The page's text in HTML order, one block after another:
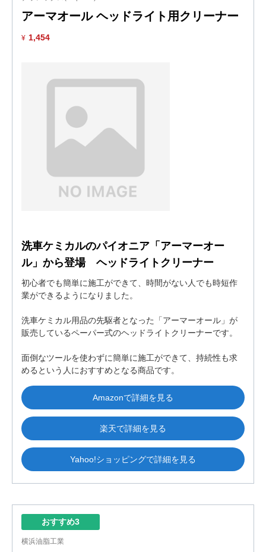
アーマオール ヘッドライト用クリーナー
¥ 1,454
洗車ケミカルのパイオニア「アーマーオー
ル」から登場 ヘッドライトクリーナー
初心者でも簡単に施工ができて、時間がない人でも時短作
業ができるようになりました。
洗車ケミカル用品の先駆者となった「アーマーオール」が
販売しているペーパー式のヘッドライトクリーナーです。
面倒なツールを使わずに簡単に施工ができて、持続性も求
めるという人におすすめとなる商品です。
Amazonで詳細を見る
楽天で詳細を見る
Yahoo!ショッピングで詳細を見る
おすすめ3
横浜油脂工業